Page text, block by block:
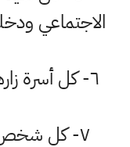
الاجتماعي
٦- كل أسرة
٧- كل شخص